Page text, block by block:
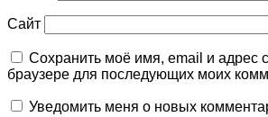
Сайт
Сохранить моё имя, email и адрес
браузере для последующих моих
Уведомить меня о новых